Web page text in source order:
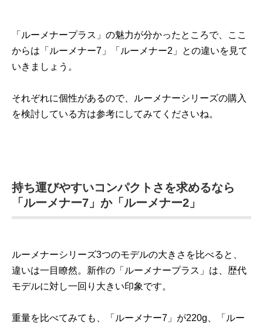
「ルーメナープラス」の魅力が分かったところで、ここ
からは「ルーメナー7」「ルーメナー2」との違いを見て
いきましょう。
それぞれに個性があるので、ルーメナーシリーズの購入
を検討している方は参考にしてみてくださいね。
持ち運びやすいコンパクトさを求めるなら
「ルーメナー7」か「ルーメナー2」
ルーメナーシリーズ3つのモデルの大きさを比べると、
違いは一目瞭然。新作の「ルーメナープラス」は、歴代
モデルに対し一回り大きい印象です。
重量を比べてみても、「ルーメナー7」が220g、「ルー